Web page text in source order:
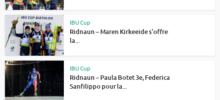
IBU Cup
Ridnaun – Maren Kirkeeide s’offre
la...
IBU Cup
Ridnaun – Paula Botet 3e, Federica
Sanfilippo pour la...